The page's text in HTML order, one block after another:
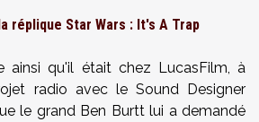
réplique Star Wars : It's A Trap
ainsi qu'il était chez LucasFilm, à
radio avec le Sound Designer
le grand Ben Burtt lui a demandé